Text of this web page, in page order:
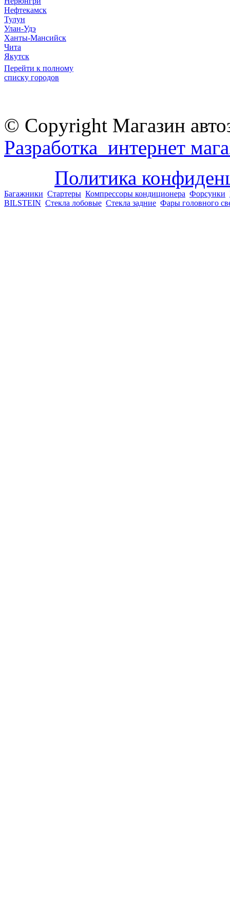
Нефтекамск
Тулун
Улан-Удэ
Ханты-Мансийск
Чита
Якутск
Перейти к полному
списку городов
© Copyright Магазин
Разработка интернет
Политика
Багажники Стартеры Компрессоры кондиционера Форсунки
BILSTEIN Стекла лобовые Стекла задние Фары головного